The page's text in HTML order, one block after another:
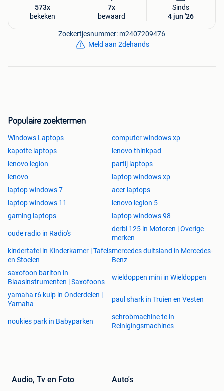
573x
bekeken
7x
bewaard
Sinds
4 jun '26
Zoekertjesnummer: m2407209476
Meld aan 2dehands
Populaire zoektermen
Windows Laptops
computer windows xp
kapotte laptops
lenovo thinkpad
lenovo legion
partij laptops
lenovo
laptop windows xp
laptop windows 7
acer laptops
laptop windows 11
lenovo legion 5
gaming laptops
laptop windows 98
oude radio in Radio's
derbi 125 in Motoren | Overige
merken
kindertafel in Kinderkamer | Tafels
en Stoelen
mercedes duitsland in Mercedes-
Benz
saxofoon bariton in
Blaasinstrumenten | Saxofoons
wieldoppen mini in Wieldoppen
yamaha r6 kuip in Onderdelen |
Yamaha
paul shark in Truien en Vesten
noukies park in Babyparken
schrobmachine te in
Reinigingsmachines
Audio, Tv en Foto Auto's